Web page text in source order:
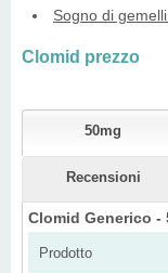
Sogno di
Clomid prezzo
50mg
Recensioni
Clomid Generico -
Prodotto